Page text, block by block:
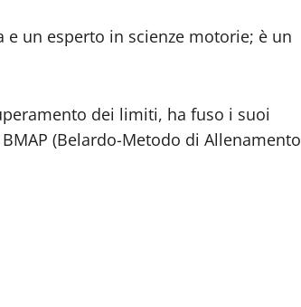
un esperto in scienze motorie; è un
dei limiti, ha fuso i suoi
(Belardo-Metodo di Allenamento